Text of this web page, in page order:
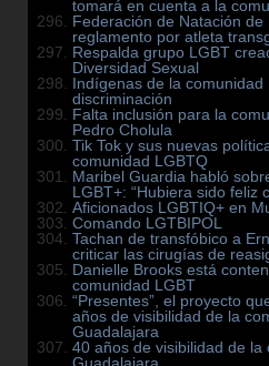
tomará en cuenta a la
Federación de Natación de
reglamento por atleta
Respalda grupo LGBT
Diversidad Sexual
Indígenas de la comunidad
discriminación
Falta inclusión para la
Pedro Cholula
Tik Tok y sus nuevas
comunidad LGBTQ
Maribel Guardia habló
LGBT+: “Hubiera sido feliz
Aficionados LGBTIQ+ en
Comando LGTBIPOL
Tachan de transfóbico a
criticar las cirugías de
Danielle Brooks está
comunidad LGBT
“Presentes”, el proyecto
años de visibilidad de la
Guadalajara
40 años de visibilidad de la